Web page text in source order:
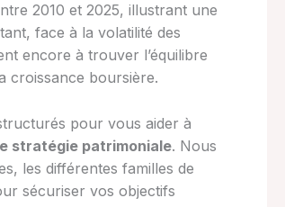
2010 et 2025, illustrant une
face à la volatilité des
encore à trouver l’équilibre
croissance boursière.
pour vous aider à
stratégie patrimoniale. Nous
les différentes familles de
sécuriser vos objectifs